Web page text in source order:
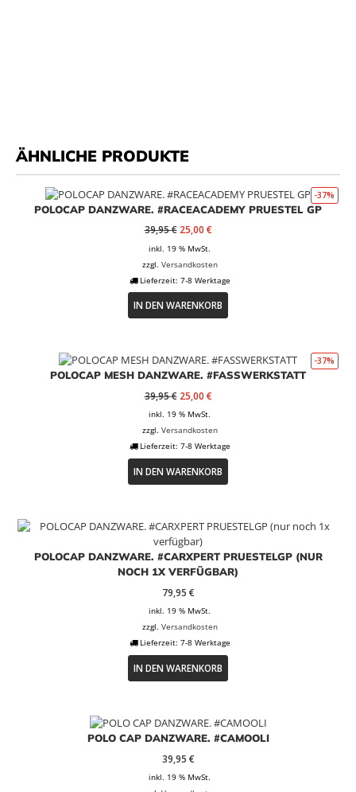
ÄHNLICHE PRODUKTE
-37%
POLOCAP DANZWARE. #RACEACADEMY PRUESTEL GP
39,95€ Ursprünglicher
Preis
25,00 €Aktueller
inkl. 19 % MwSt.
zzgl. Versandkosten
Lieferzeit: 7-8 Werktage
IN DEN WARENKORB
-37%
POLOCAP MESH DANZWARE. #FASSWERKSTATT
39,95€ Ursprünglicher
Preis
war:
25,00 €Aktueller
inkl. 19 % MwSt.
zzgl. Versandkosten
Lieferzeit: 7-8 Werktage
IN DEN WARENKORB
POLOCAP DANZWARE. #CARXPERT PRUESTELGP (NUR
NOCH 1X VERFÜGBAR)
79,95 €
inkl. 19 % MwSt.
zzgl. Versandkosten
Lieferzeit: 7-8 Werktage
IN DEN WARENKORB
POLO CAP DANZWARE. #CAMOOLI
39,95 €
inkl. 19 % MwSt.